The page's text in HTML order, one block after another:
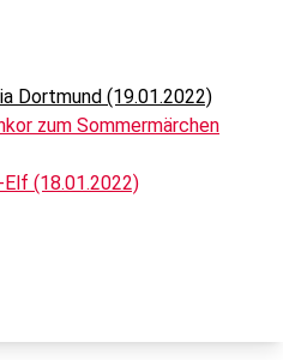
Dortmund (19.01.2022)
zum Sommermärchen
Elf (18.01.2022)